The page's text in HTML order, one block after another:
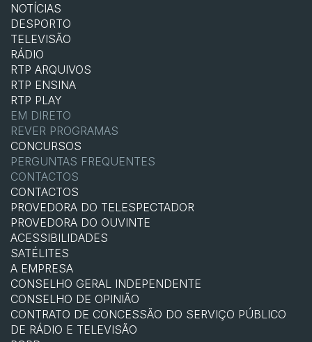
NOTÍCIAS
DESPORTO
TELEVISÃO
RÁDIO
RTP ARQUIVOS
RTP ENSINA
RTP PLAY
EM DIRETO
REVER PROGRAMAS
CONCURSOS
PERGUNTAS FREQUENTES
CONTACTOS
CONTACTOS
PROVEDORA DO TELESPECTADOR
PROVEDORA DO OUVINTE
ACESSIBILIDADES
SATÉLITES
A EMPRESA
CONSELHO GERAL INDEPENDENTE
CONSELHO DE OPINIÃO
CONTRATO DE CONCESSÃO DO SERVIÇO PÚBLICO
DE RÁDIO E TELEVISÃO